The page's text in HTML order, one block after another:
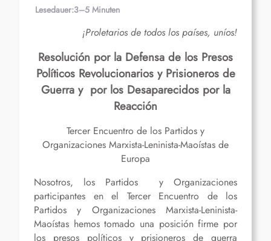
Lesedauer:3–5 Minuten
¡Proletarios de todos los países, uníos!
Resolución por la Defensa de los Presos
Políticos Revolucionarios y Prisioneros de
Guerra y por los Desaparecidos por la
Reacción
Tercer Encuentro de los Partidos y
Organizaciones Marxista-Leninista-Maoístas de
Europa
Nosotros, los Partidos y Organizaciones
participantes en el Tercer Encuentro de los
Partidos y Organizaciones Marxista-Leninista-
Maoístas hemos tomado una posición firme por
los presos políticos y prisioneros de guerra